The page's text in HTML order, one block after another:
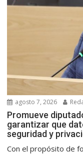
agosto 7, 2026
Promueve
garantizar que
seguridad y
Con el propósito de